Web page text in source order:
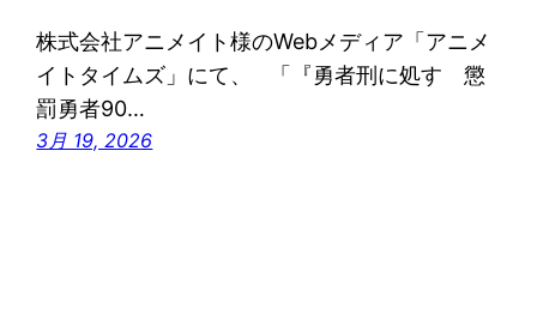
株式会社アニメイト様のWebメディア「アニメ
イトタイムズ」にて、 「『勇者刑に処す 懲
罰勇者90…
3月 19, 2026